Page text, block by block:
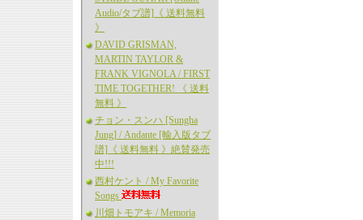
Audio/タブ譜]《 送料無料
》
DAVID GRISMAN,
MARTIN TAYLOR &
FRANK VIGNOLA / FIRST
TIME TOGETHER! 《 送料
無料 》
チョン・スンハ [Sungha
Jung] / Andante [輸入版タブ
譜]《 送料無料 》絶賛発売
中!!!
西村ケント / My Favorite
Songs
川畑トモアキ / Memoria